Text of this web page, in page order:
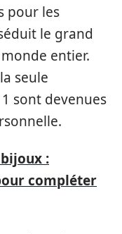
pour les
le grand
entier.
seule
sont devenues
:
compléter